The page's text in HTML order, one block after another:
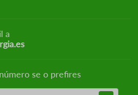
a
se o prefires